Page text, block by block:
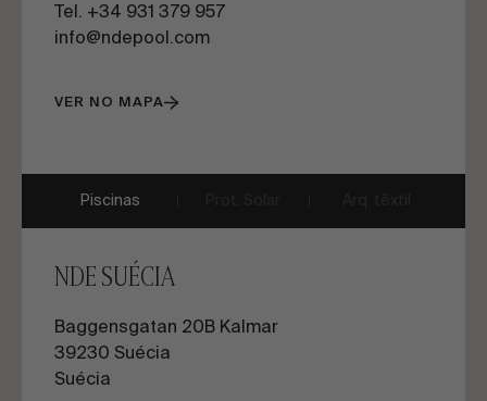
Tel. +34 931 379 957
info@ndepool.com
VER NO MAPA
Piscinas
NDE SUÉCIA
Baggensgatan 20B Kalmar
39230 Suécia
Suécia